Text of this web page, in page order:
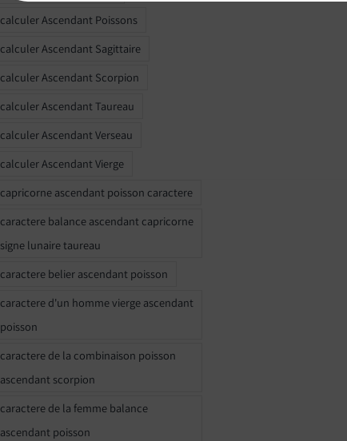
calculer Ascendant Poissons
calculer Ascendant Sagittaire
calculer Ascendant Scorpion
calculer Ascendant Taureau
calculer Ascendant Verseau
calculer Ascendant Vierge
capricorne ascendant poisson caractere
caractere balance ascendant capricorne
signe lunaire taureau
caractere belier ascendant poisson
caractere d'un homme vierge ascendant
poisson
caractere de la combinaison poisson
ascendant scorpion
caractere de la femme balance
ascendant poisson